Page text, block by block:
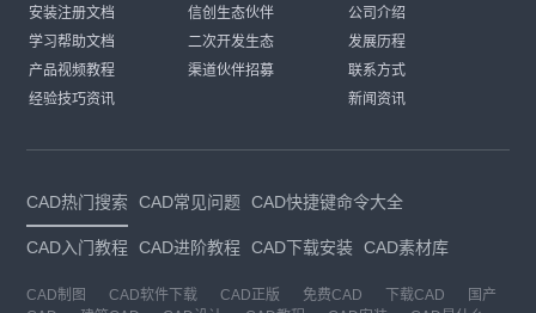
安装注册文档
学习帮助文档
产品视频教程
经验技巧资讯
信创生态伙伴
二次开发生态
渠道伙伴招募
公司介绍
发展历程
联系方式
新闻资讯
CAD热门搜索 CAD常见问题 CAD快捷键命令大全
CAD入门教程 CAD进阶教程 CAD下载安装 CAD素材库
CAD制图 CAD软件下载 CAD正版 免费CAD 下载CAD
国产